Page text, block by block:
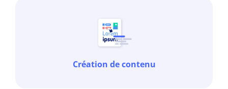
Création de contenu